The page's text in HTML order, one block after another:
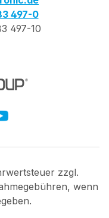
497-0
497-10
zzgl.
wenn